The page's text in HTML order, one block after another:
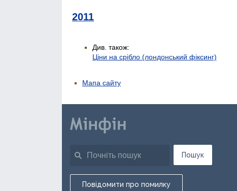
2011
Див. також:
Ціни на срібло (лондонський фіксинг)
Мапа сайту
Пошук
Повідомити про помилку